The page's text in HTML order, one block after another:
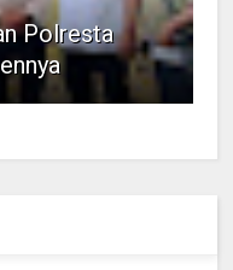
Polresta